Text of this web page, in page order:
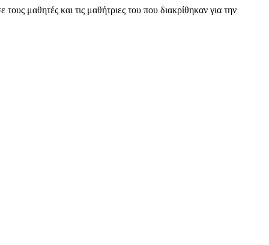
μαθητές και τις μαθήτριες του που διακρίθηκαν για την